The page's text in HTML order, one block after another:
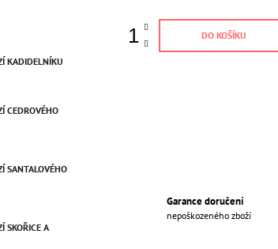
KADIDELNÍKU
CEDROVÉHO
SANTALOVÉHO
SKOŘICE A
DO KOŠÍKU
Garance doručení
nepoškozeného zboží